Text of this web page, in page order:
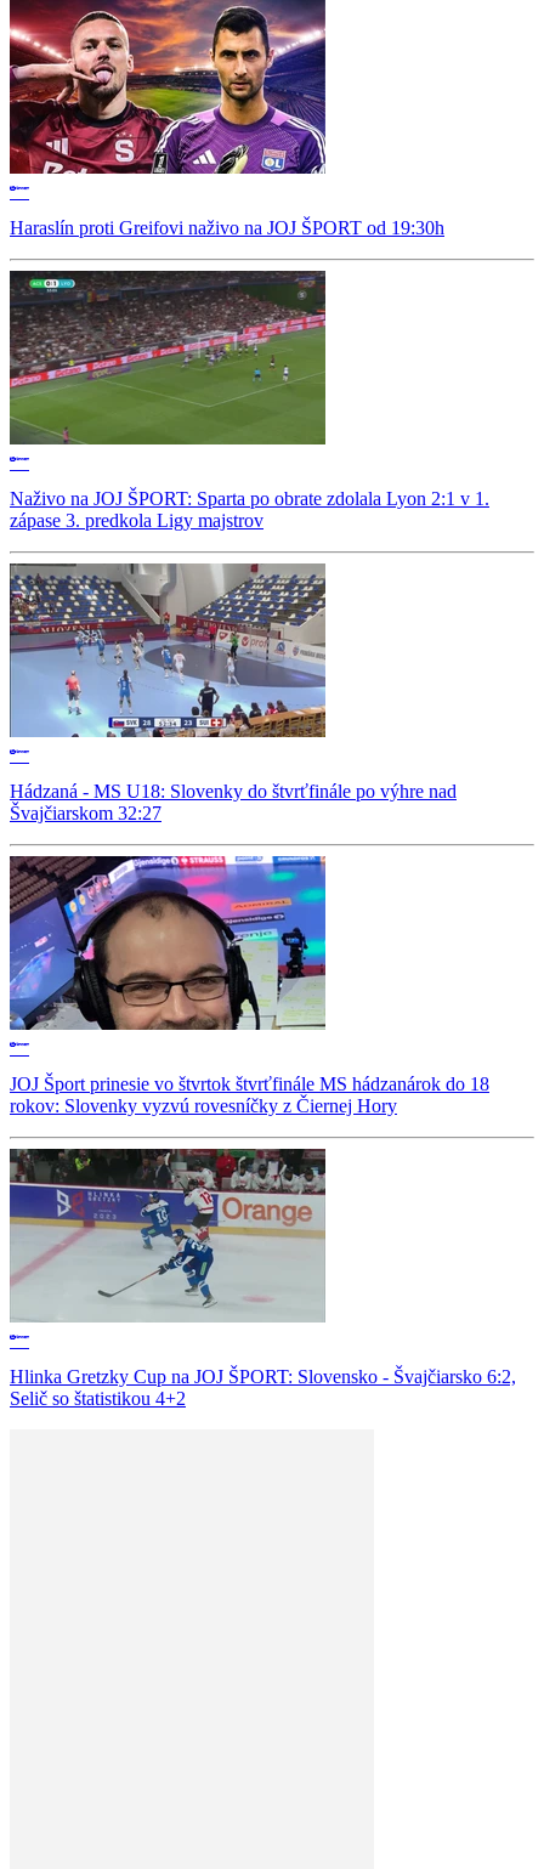
Haraslín proti Greifovi naživo na JOJ ŠPORT od 19:30h
Naživo na JOJ ŠPORT: Sparta po obrate zdolala Lyon 2:1 v 1.
zápase 3. predkola Ligy majstrov
Hádzaná - MS U18: Slovenky do štvrťfinále po výhre nad
Švajčiarskom 32:27
JOJ Šport prinesie vo štvrtok štvrťfinále MS hádzanárok do 18
rokov: Slovenky vyzvú rovesníčky z Čiernej Hory
Hlinka Gretzky Cup na JOJ ŠPORT: Slovensko - Švajčiarsko 6:2,
Selič so štatistikou 4+2